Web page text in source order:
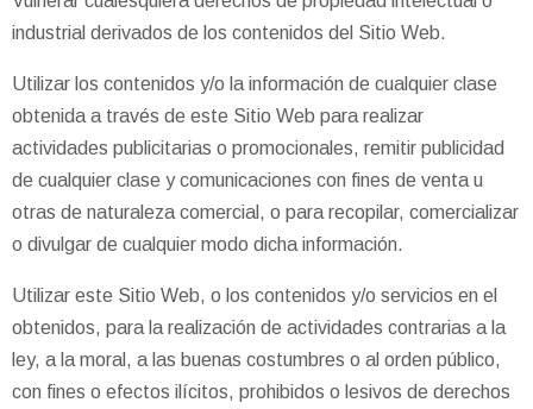
industrial derivados de los contenidos del Sitio Web.
Utilizar los contenidos y/o la información de cualquier clase
obtenida a través de este Sitio Web para realizar
actividades publicitarias o promocionales, remitir publicidad
de cualquier clase y comunicaciones con fines de venta u
otras de naturaleza comercial, o para recopilar, comercializar
o divulgar de cualquier modo dicha información.
Utilizar este Sitio Web, o los contenidos y/o servicios en el
obtenidos, para la realización de actividades contrarias a la
ley, a la moral, a las buenas costumbres o al orden público,
con fines o efectos ilícitos, prohibidos o lesivos de derechos